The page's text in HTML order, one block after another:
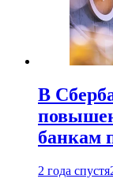
В
банкам
2 года спустя